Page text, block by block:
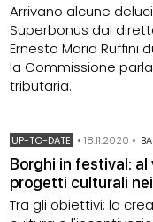
Arrivano alcune
Superbonus dal
Ernesto Maria Ruffini
la Commissione
tributaria.
UP-TO-DATE •18.11.2020 •
Borghi in festival:
progetti culturali
Tra gli obiettivi: la